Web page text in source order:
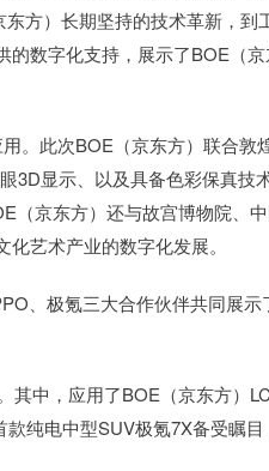
东方）长期坚持的技术革新，到
数字化支持，展示了BOE（
。此次BOE（京东方）联合敦
3D显示、以及具备色彩保真技
（京东方）还与故宫博物院、
艺术产业的数字化发展。
、极氪三大合作伙伴共同展示
中，应用了BOE（京东方）
纯电中型SUV极氪7X备受瞩目